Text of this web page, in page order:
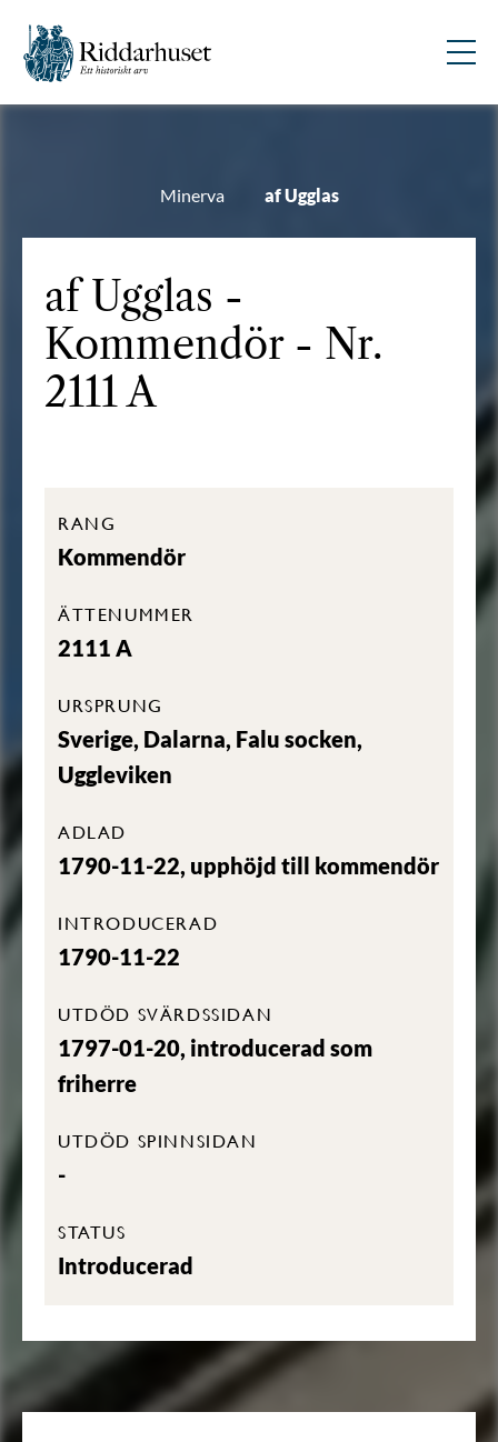
Minerva af Ugglas
af Ugglas -
Kommendör - Nr.
2111 A
RANG
Kommendör
ÄTTENUMMER
2111 A
URSPRUNG
Sverige, Dalarna, Falu socken,
Uggleviken
ADLAD
1790-11-22, upphöjd till kommendör
INTRODUCERAD
1790-11-22
UTDÖD SVÄRDSSIDAN
1797-01-20, introducerad som
friherre
UTDÖD SPINNSIDAN
-
STATUS
Introducerad